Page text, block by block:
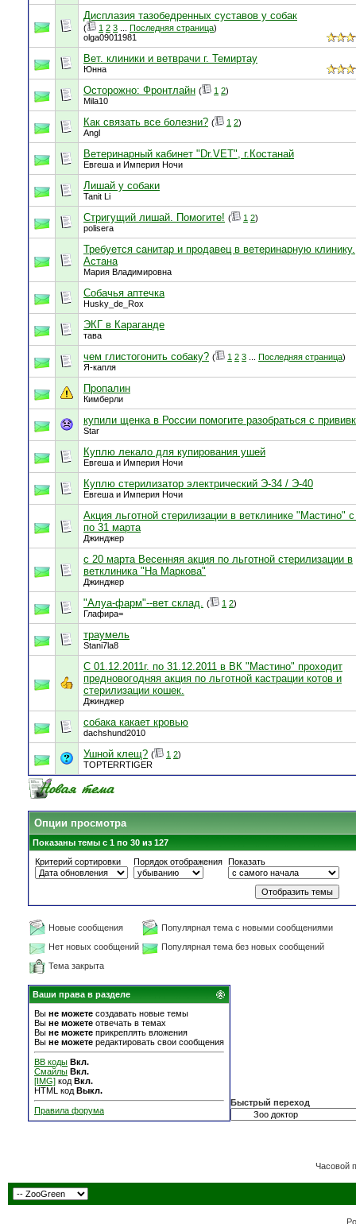
Дисплазия тазобедренных суставов у собак
( 1 2 3 Последняя страница)
olga09011981
Вет. клиники и ветврачи г. Темиртау
Юнна
Осторожно: Фронтлайн ( 1 2)
Mila10
Как связать все болезни? ( 1 2)
Angl
Ветеринарный кабинет "Dr.VET", г.Костанай
Евгеша и Империя Ночи
Лишай у собаки
Tanit Li
Стригущий лишай. Помогите! ( 1 2)
polisera
Требуется санитар и продавец в ветеринарную клинику.
Астана
Мария Владимировна
Собачья аптечка
Husky_de_Rox
ЭКГ в Караганде
тава
чем глистогонить собаку? ( 1 2 3 Последняя страница)
Я-капля
Пропалин
Кимберли
купили щенка в России помогите разобраться с
Star
Куплю лекало для купирования ушей
Евгеша и Империя Ночи
Куплю стерилизатор электрический Э-34 / Э-40
Евгеша и Империя Ночи
Акция льготной стерилизации в ветклинике "Мастино"
по 31 марта
Джинджер
с 20 марта Весенняя акция по льготной стерилизации в
ветклиника "На Маркова"
Джинджер
"Алуа-фарм"--вет склад. ( 1 2)
Глафира=
траумель
Stani7la8
С 01.12.2011г. по 31.12.2011 в ВК "Мастино" проходит
предновогодняя акция по льготной кастрации котов и
стерилизации кошек.
Джинджер
собака какает кровью
dachshund2010
Ушной клещ? ( 1 2)
TOPTERRTIGER
Опции просмотра
Показаны темы с 1 по 30 из 127
Критерий сортировки
Порядок отображения Показать
Новые сообщения
Популярная тема с новыми сообщениями
Нет новых сообщений
Популярная тема без новых сообщений
Тема закрыта
Ваши права в разделе
Вы не можете создавать новые темы
Вы не можете отвечать в темах
Вы не можете прикреплять вложения
Вы не можете редактировать свои сообщения
BB коды Вкл.
Смайлы Вкл.
[IMG] код Вкл.
HTML код Выкл.
Правила форума
Быстрый переход
Часовой